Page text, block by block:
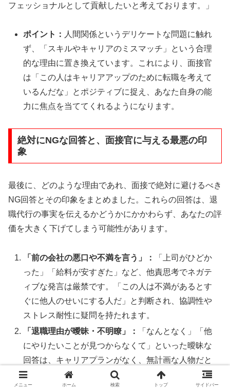
フェッショナルとして貢献したいと考えております。」
ポイント： 人間関係というデリケートな問題に触れ
ず、「スキルやキャリアのミスマッチ」という合理
的な理由に置き換えています。これにより、面接官
は「この人はキャリアアップのために転職を考えて
いるんだな」とポジティブに捉え、あなた自身の能
力に焦点を当ててくれるようになります。
絶対にNGな回答と、面接官に与える最悪の印
象
最後に、どのような理由であれ、面接で絶対に避けるべき
NG回答とその印象をまとめました。これらの回答は、退
職代行の事実を伝えるかどうかにかかわらず、あなたの評
価を大きく下げてしまう可能性があります。
「前の会社の悪口や不満を言う」：
「上司がひどか
った」「給料が安すぎた」など、他責思考でネガテ
ィブな発言は厳禁です。「この人は不満があるとす
ぐに他人のせいにする人だ」と判断され、協調性や
ストレス耐性に疑問を持たれます。
「退職理由が曖昧・不明瞭」：
「なんとなく」「他
にやりたいことが見つからなくて」といった曖昧な
回答は、キャリアプランがなく、無計画な人物だと
いう印象を与えます。
メニュー ホーム 検索 トップ サイドバー